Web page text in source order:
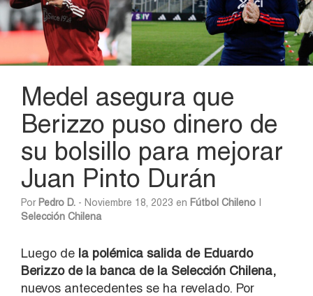
Medel asegura que
Berizzo puso dinero de
su bolsillo para mejorar
Juan Pinto Durán
Por Pedro D. - Noviembre 18, 2023 en Fútbol Chileno
Selección Chilena
Luego de la polémica salida de Eduardo
Berizzo de la banca de la Selección Chilena,
nuevos antecedentes se ha revelado. Por